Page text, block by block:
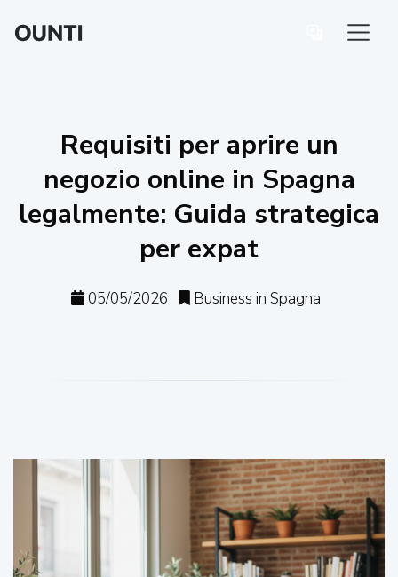
Requisiti per aprire un
negozio online in Spagna
legalmente: Guida strategica
per expat
05/05/2026 Business in Spagna